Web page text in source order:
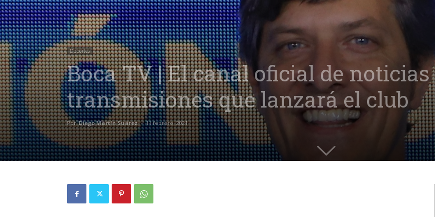
Deportes
Boca TV | El canal oficial de
transmisiones que lanzará el club
Por Diego Martín Suárez - 11 febrero, 2021